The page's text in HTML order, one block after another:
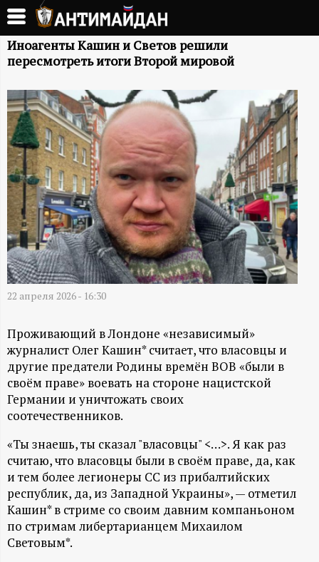
Перейти
основному
содержанию
А
Т
И
М
А
Й
Д
Н
-
и
н
ф
о
Иноагенты Кашин и Светов решили
пересмотреть итоги Второй мировой
22 апреля 2026 - 16:30
Проживающий в Лондоне «независимый»
журналист Олег Кашин* считает, что власовцы и
другие предатели Родины времён ВОВ «были в
своём праве» воевать на стороне нацистской
Германии и уничтожать своих
соотечественников.
«Ты знаешь, ты сказал "власовцы" <…>. Я как раз
считаю, что власовцы были в своём праве, да, как
и тем более легионеры СС из прибалтийских
республик, да, из Западной Украины», — отметил
Кашин* в стриме со своим давним компаньоном
по стримам либертарианцем Михаилом
Световым*.